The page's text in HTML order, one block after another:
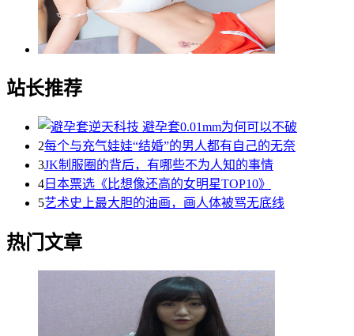
站长推荐
2每个与充气娃娃“结婚”的男人都有自己的无奈
3JK制服圈的背后，有哪些不为人知的事情
4 日本票选《比想像还高的女明星TOP10》
5艺术史上最大胆的油画，画人体被骂无底线
热门文章